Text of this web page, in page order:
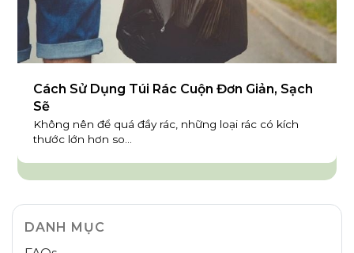
Cách Sử Dụng Túi Rác Cuộn Đơn Giản, Sạch
Sẽ
Không nên để quá đầy rác, những loại rác có kích
thước lớn hơn so...
DANH MỤC